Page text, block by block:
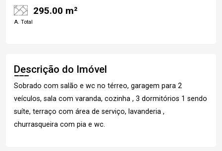
295.00 m²
A. Total
Descrição do Imóvel
Sobrado com salão e wc no térreo, garagem para 2
veículos, sala com varanda, cozinha , 3 dormitórios 1 sendo
suíte, terraço com área de serviço, lavanderia ,
churrasqueira com pia e wc.